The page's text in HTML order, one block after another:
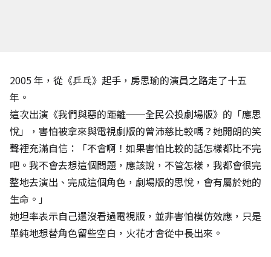
2005 年，從《乒乓》起手，房思瑜的演員之路走了十五
年。
這次出演《我們與惡的距離──全民公投劇場版》的「應思
悅」，害怕被拿來與電視劇版的曾沛慈比較嗎？她開朗的笑
聲裡充滿自信：「不會啊！如果害怕比較的話怎樣都比不完
吧。我不會去想這個問題，應該說，不管怎樣，我都會很完
整地去演出、完成這個角色，劇場版的思悅，會有屬於她的
生命。」
她坦率表示自己還沒看過電視版，並非害怕模仿效應，只是
單純地想替角色留些空白，火花才會從中長出來。